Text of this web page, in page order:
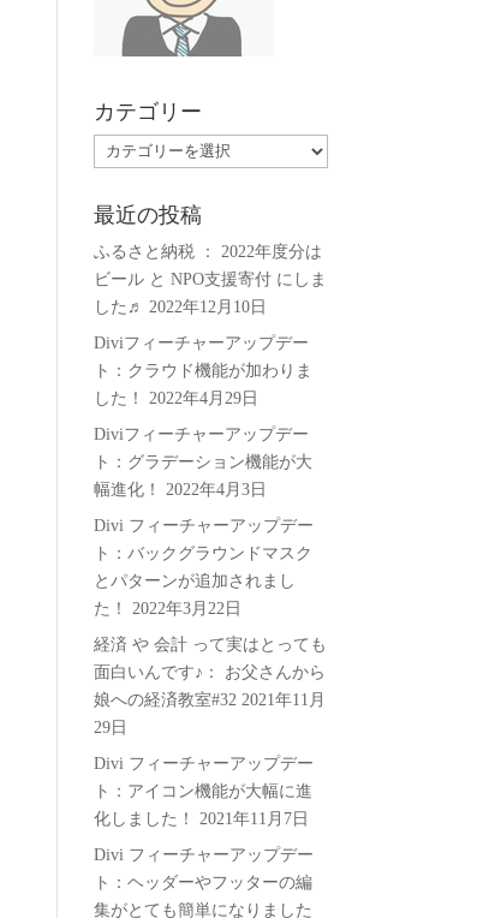
カテゴリー
カ
ゴ
リ
ー
最近の投稿
ふるさと納税 ： 2022年度分は
ビール と NPO支援寄付 にしま
した♬
2022年12月10日
Diviフィーチャーアップデー
ト：クラウド機能が加わりま
した！
2022年4月29日
Diviフィーチャーアップデー
ト：グラデーション機能が大
幅進化！
2022年4月3日
Divi フィーチャーアップデー
ト：バックグラウンドマスク
とパターンが追加されまし
た！
2022年3月22日
経済 や 会計 って実はとっても
面白いんです♪： お父さんから
娘への経済教室#32 2021年11月
29日
Divi フィーチャーアップデー
ト：アイコン機能が大幅に進
化しました！
2021年11月7日
Divi フィーチャーアップデー
ト：ヘッダーやフッターの編
集がとても簡単になりました